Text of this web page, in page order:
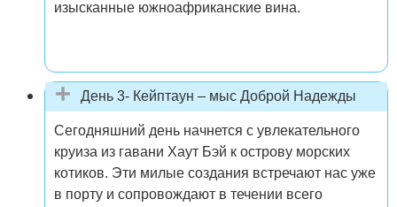
изысканные южноафриканские вина.
День 3- Кейптаун – мыс Доброй Надежды
Сегодняшний день начнется с увлекательного
круиза из гавани Хаут Бэй к острову морских
котиков. Эти милые создания встречают нас уже
в порту и сопровождают в течении всего